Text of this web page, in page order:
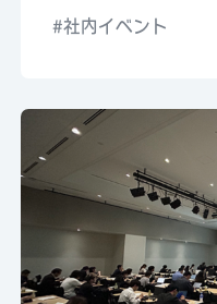
社内イベント